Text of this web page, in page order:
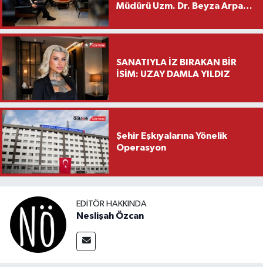
Müdürü Uzm. Dr. Beyza Arpacı
Ziyareti
SANATIYLA İZ BIRAKAN BİR
İSİM: UZAY DAMLA YILDIZ
Şehir Eşkıyalarına Yönelik
Operasyon
EDITÖR HAKKINDA
Neslişah Özcan